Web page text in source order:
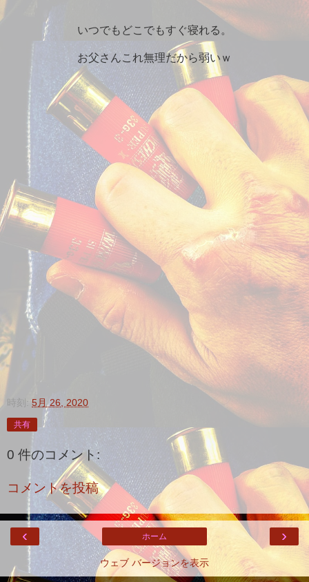
いつでもどこでもすぐ寝れる。
お父さんこれ無理だから弱いｗ
時刻: 5月 26, 2020
共有
0 件のコメント:
コメントを投稿
‹ ›
ホーム
ウェブ バージョンを表示